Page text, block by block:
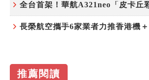
全台首架！華航A321neo「皮卡丘
長榮航空攜手6家業者力推香港機
推薦閱讀